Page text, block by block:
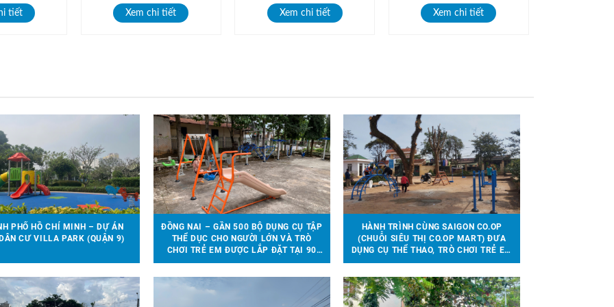
tiết Xem chi tiết Xem chi tiết Xem chi tiết
PHỐ HỒ CHÍ MINH – DỰ ÁN
CƯ VILLA PARK (QUẬN 9)
ĐỒNG NAI – GẦN 500 BỘ DỤNG CỤ TẬP
THỂ DỤC CHO NGƯỜI LỚN VÀ TRÒ
CHƠI TRẺ EM ĐƯỢC LẮP ĐẶT TẠI 90
ĐỊA ĐIỂM TRÊN ĐỊA BÀN HUYỆN VĨNH
HÀNH TRÌNH CÙNG SAIGON CO.OP
(CHUỖI SIÊU THỊ CO.OP MART) ĐƯA
DỤNG CỤ THỂ THAO, TRÒ CHƠI TRẺ EM
ĐẾN VỚI 13 TRƯỜNG HỌC TẠI 6 TỈNH